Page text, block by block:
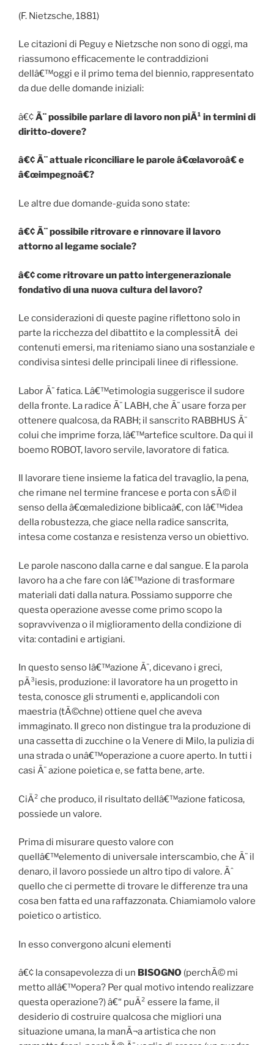
(F. Nietzsche, 1881)
Le citazioni di Peguy e Nietzsche non sono di oggi, ma
riassumono efficacemente le contraddizioni
dellâ€™oggi e il primo tema del biennio, rappresentato
da due delle domande iniziali:
â€¢Ã¨ possibile parlare di lavoro non piÃ¹ in termini di
diritto-dovere?
â€¢ Ã¨ attuale riconciliare le parole â€œlavoroâ€ e
â€œimpegnoâ€?
Le altre due domande-guida sono state:
â€¢ Ã¨ possibile ritrovare e rinnovare il lavoro
attorno al legame sociale?
â€¢ come ritrovare un patto intergenerazionale
fondativo di una nuova cultura del lavoro?
Le considerazioni di queste pagine riflettono solo in
parte la ricchezza del dibattito e la complessitÃ dei
contenuti emersi, ma riteniamo siano una sostanziale e
condivisa sintesi delle principali linee di riflessione.
Labor Ã¨ fatica. Lâ€™etimologia suggerisce il sudore
della fronte. La radice Ã¨ LABH, che Ã¨ usare forza per
ottenere qualcosa, da RABH; il sanscrito RABBHUS Ã¨
colui che imprime forza, lâ€™artefice scultore. Da qui il
boemo ROBOT, lavoro servile, lavoratore di fatica.
Il lavorare tiene insieme la fatica del travaglio, la pena,
che rimane nel termine francese e porta con sÃ© il
senso della â€œmaledizione biblicaâ€, con lâ€™idea
della robustezza, che giace nella radice sanscrita,
intesa come costanza e resistenza verso un obiettivo.
Le parole nascono dalla carne e dal sangue. E la parola
lavoro ha a che fare con lâ€™azione di trasformare
materiali dati dalla natura. Possiamo supporre che
questa operazione avesse come primo scopo la
sopravvivenza o il miglioramento della condizione di
vita: contadini e artigiani.
In questo senso lâ€™azione Ã¨, dicevano i greci,
pÃ³iesis, produzione: il lavoratore ha un progetto in
testa, conosce gli strumenti e, applicandoli con
maestria (tÃ©chne) ottiene quel che aveva
immaginato. Il greco non distingue tra la produzione di
una cassetta di zucchine o la Venere di Milo, la pulizia di
una strada o unâ€™operazione a cuore aperto. In tutti i
casi Ã¨ azione poietica e, se fatta bene, arte.
CiÃ² che produco, il risultato dellâ€™azione faticosa,
possiede un valore.
Prima di misurare questo valore con
quellâ€™elemento di universale interscambio, che Ã¨ il
denaro, il lavoro possiede un altro tipo di valore. Ãˆ
quello che ci permette di trovare le differenze tra una
cosa ben fatta ed una raffazzonata. Chiamiamolo valore
poietico o artistico.
In esso convergono alcuni elementi
â€¢ la consapevolezza di un BISOGNO (perchÃ© mi
metto allâ€™opera? Per qual motivo intendo realizzare
questa operazione?) â€“ puÃ² essere la fame, il
desiderio di costruire qualcosa che migliori una
situazione umana, la manÃ¬a artistica che non